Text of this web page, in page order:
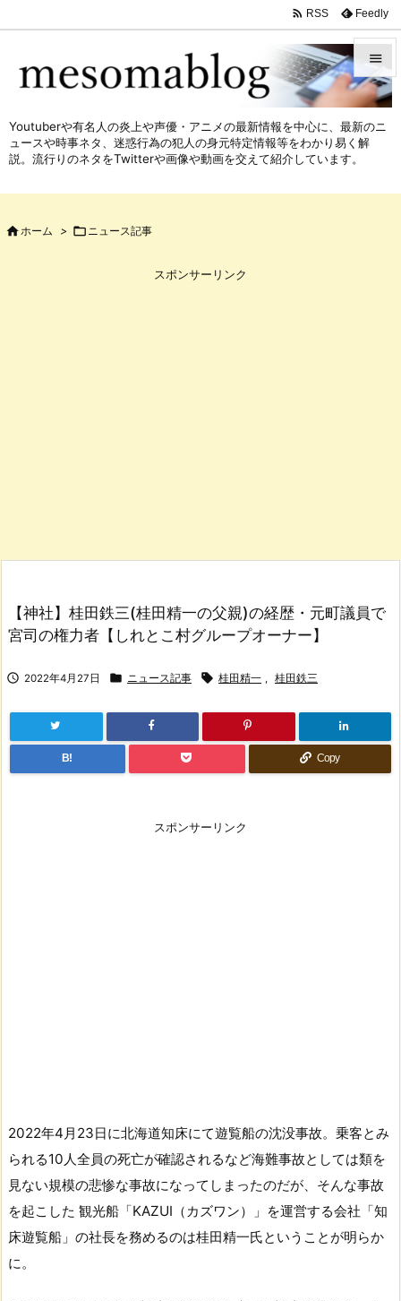



 RSS Feedly
Youtuberや有名人の炎上や声優・アニメの最新情報を中心に、最新のニ
ュースや時事ネタ、迷惑行為の犯人の身元特定情報等をわかり易く解
説。流行りのネタをTwitterや画像や動画を交えて紹介しています。
 ホーム >  ニュース記事
スポンサーリンク
【神社】桂田鉄三(桂田精一の父親)の経歴・元町議員で
宮司の権力者【しれとこ村グループオーナー】
 2022年4月27日  ニュース記事  桂田精一 , 桂田鉄三
B! Copy
スポンサーリンク
2022年4月23日に北海道知床にて遊覧船の沈没事故。乗客とみ
られる10人全員の死亡が確認されるなど海難事故としては類を
見ない規模の悲惨な事故になってしまったのだが、そんな事故
を起こした 観光船「KAZUⅠ（カズワン）」を運営する会社「知
床遊覧船」の社長を務めるのは桂田精一氏ということが明らか
に。